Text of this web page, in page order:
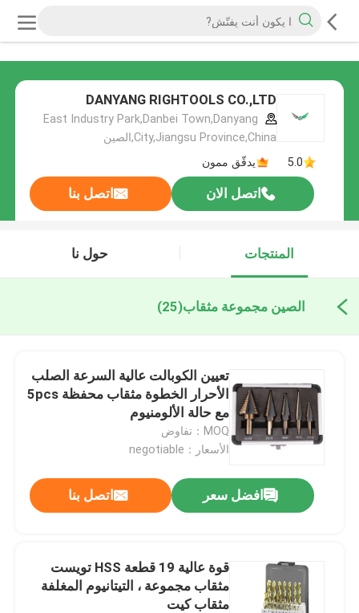
DANYANG RIGHTOOLS CO.,LTD
East Industry Park,Danbei Town,Danyang
City,Jiangsu Province,China,الصين
5.0
يدقّق ممون
اتصل الان اتصل بنا
المنتجات حول نا
الصين مجموعة مثقاب(25)
تعيين الكوبالت عالية السرعة الصلب
الأحرار الخطوة مثقاب محفظة 5pcs
مع حالة الألومنيوم
MOQ：تفاوض
الأسعار：negotiable
افضل سعر اتصل بنا
قوة عالية 19 قطعة HSS تويست
مثقاب مجموعة ، التيتانيوم المغلفة
مثقاب كيت